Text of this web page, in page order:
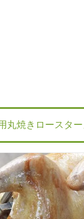
丸焼きロースター